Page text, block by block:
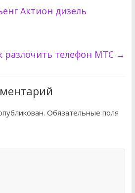
Актион дизель
разлочить телефон МТС →
Обязательные поля